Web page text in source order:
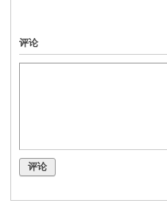
评论
评论